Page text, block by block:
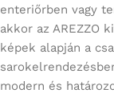
enteriőrben vagy
akkor az AREZZO
képek alapján a
modern és